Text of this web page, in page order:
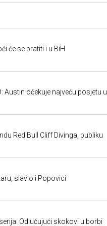
će se pratiti i u BiH
Austin očekuje najveću posjetu u
Red Bull Cliff Divinga, publiku
slavio i Popovici
Odlučujući skokovi u borbi